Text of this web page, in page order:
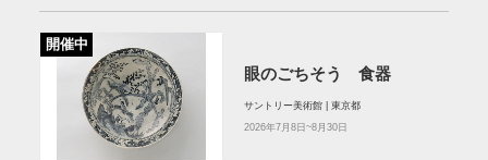
開催中
眼のごちそう 食器
サントリー美術館 | 東京都
2026年7月8日~8月30日